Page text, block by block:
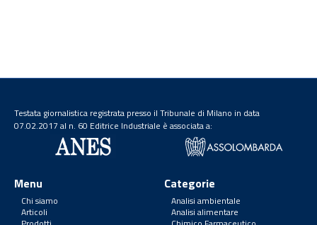
Testata giornalistica registrata presso il Tribunale di Milano in data
07.02.2017 al n. 60 Editrice Industriale è associata a:
Menu
Chi siamo
Articoli
Categorie
Analisi ambientale
Analisi alimentare